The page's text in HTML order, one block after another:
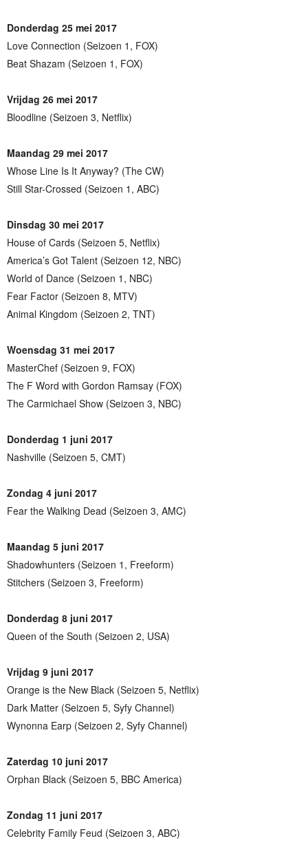
Donderdag 25 mei 2017
Love Connection (Seizoen 1, FOX)
Beat Shazam (Seizoen 1, FOX)
Vrijdag 26 mei 2017
Bloodline (Seizoen 3, Netflix)
Maandag 29 mei 2017
Whose Line Is It Anyway? (The CW)
Still Star-Crossed (Seizoen 1, ABC)
Dinsdag 30 mei 2017
House of Cards (Seizoen 5, Netflix)
America’s Got Talent (Seizoen 12, NBC)
World of Dance (Seizoen 1, NBC)
Fear Factor (Seizoen 8, MTV)
Animal Kingdom (Seizoen 2, TNT)
Woensdag 31 mei 2017
MasterChef (Seizoen 9, FOX)
The F Word with Gordon Ramsay (FOX)
The Carmichael Show (Seizoen 3, NBC)
Donderdag 1 juni 2017
Nashville (Seizoen 5, CMT)
Zondag 4 juni 2017
Fear the Walking Dead (Seizoen 3, AMC)
Maandag 5 juni 2017
Shadowhunters (Seizoen 1, Freeform)
Stitchers (Seizoen 3, Freeform)
Donderdag 8 juni 2017
Queen of the South (Seizoen 2, USA)
Vrijdag 9 juni 2017
Orange is the New Black (Seizoen 5, Netflix)
Dark Matter (Seizoen 5, Syfy Channel)
Wynonna Earp (Seizoen 2, Syfy Channel)
Zaterdag 10 juni 2017
Orphan Black (Seizoen 5, BBC America)
Zondag 11 juni 2017
Celebrity Family Feud (Seizoen 3, ABC)